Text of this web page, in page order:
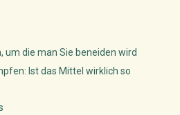
um die man Sie beneiden wird
Ist das Mittel wirklich so